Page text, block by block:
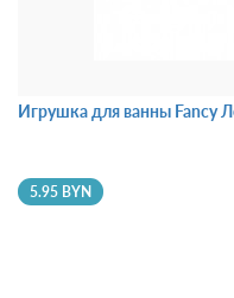
Игрушка для ванны Fancy
5.95 BYN